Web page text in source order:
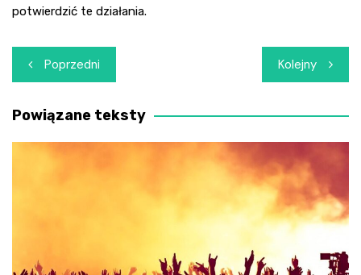
potwierdzić te działania.
Nawigacja
wpisu
Poprzedni Kolejny
Powiązane teksty